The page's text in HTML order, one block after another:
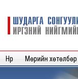
Шударга
сонгуулийн
нийгмийн
хяналт
Нүүр Мөрийн хөтөлбөр